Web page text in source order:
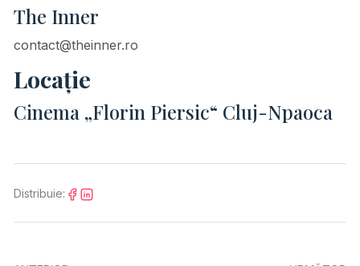
The Inner
contact@theinner.ro
Locație
Cinema „Florin Piersic“ Cluj-Npaoca
Distribuie: